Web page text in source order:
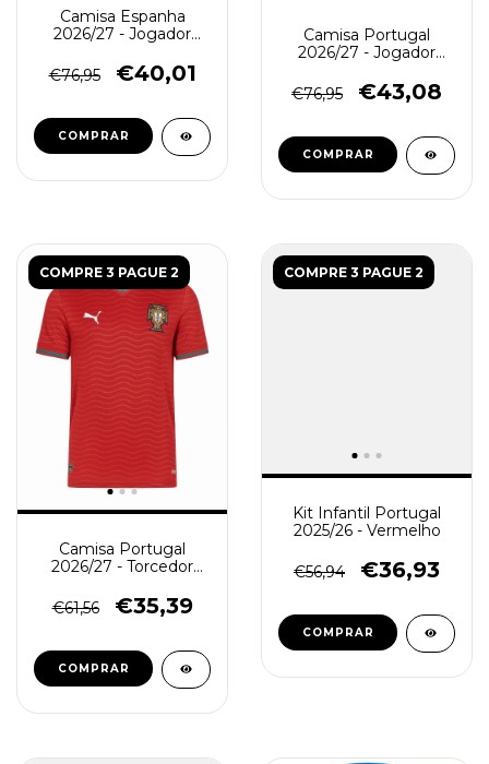
Camisa Espanha
2026/27 - Jogador
€76,95
€40,01
COMPRAR
Camisa Portugal
2026/27 - Jogador
€76,95
€43,08
COMPRAR
COMPRE 3 PAGUE 2
Camisa Portugal
2026/27 - Torcedor
€61,56
€35,39
COMPRAR
COMPRE 3 PAGUE 2
Kit Infantil Portugal
2025/26 - Vermelho
€56,94 €36,93
COMPRAR